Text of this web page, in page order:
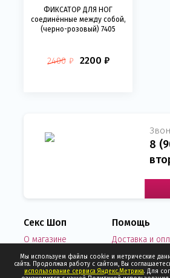
ФИКСАТОР ДЛЯ НОГ
соединённые между собой,
(черно-розовый) 7405
2400 ₽ 2200 ₽
8
Секс Шоп
О магазине
Новости
Отзывы о нас
Помощь
Доставка и
Написать нам
Узнать статус
Мы используем файлы cookie и метрические
сайта. Продолжая работу с сайтом, Вы
использование сервиса Яндекс.Метрика. Для